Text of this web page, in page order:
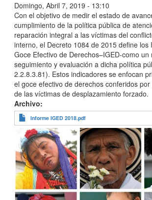
Domingo, Abril 7, 2019 - 13:10
Con el objetivo de medir el estado de
cumplimiento de la política pública de
reparación integral a las víctimas del
interno, el Decreto 1084 de 2015 define los
Goce Efectivo de Derechos–IGED-como un
seguimiento y evaluación a dicha política
2.2.8.3.81). Estos indicadores se enfocan
el goce efectivo de derechos conferidos
de las víctimas de desplazamiento forzado.
Archivo
Informe IGED 2018.pdf